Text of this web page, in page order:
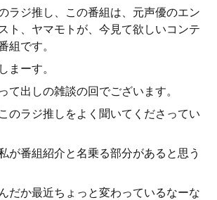
ラジ推し、この番組は、元声優のエン
ト、ヤマモトが、今見て欲しいコンテ
組です。
まーす。
て出しの雑談の回でございます。
のラジ推しをよく聞いてくださってい
が番組紹介と名乗る部分があると思う
だか最近ちょっと変わっているなーな